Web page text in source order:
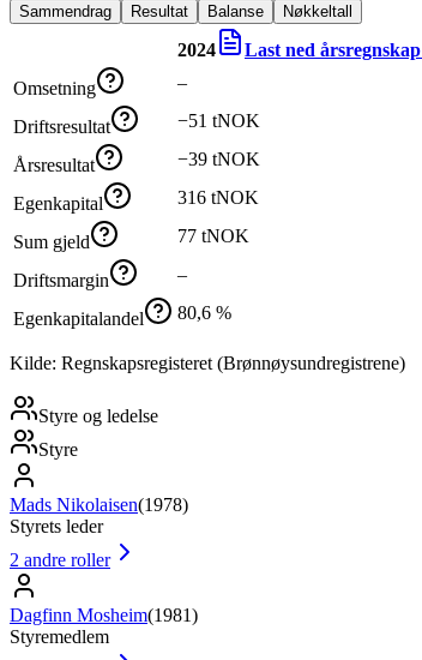
Sammendrag Resultat Balanse Nøkkeltall
2024 Last ned årsregnskap
Omsetning
–
Driftsresultat −51 tNOK
Årsresultat −39 tNOK
Egenkapital 316 tNOK
Sum gjeld 77 tNOK
Driftsmargin –
Egenkapitalandel 80,6 %
Kilde: Regnskapsregisteret (Brønnøysundregistrene)
Styre og ledelse
Styre
Mads Nikolaisen(1978)
Styrets leder
2 andre roller
Dagfinn Mosheim(1981)
Styremedlem